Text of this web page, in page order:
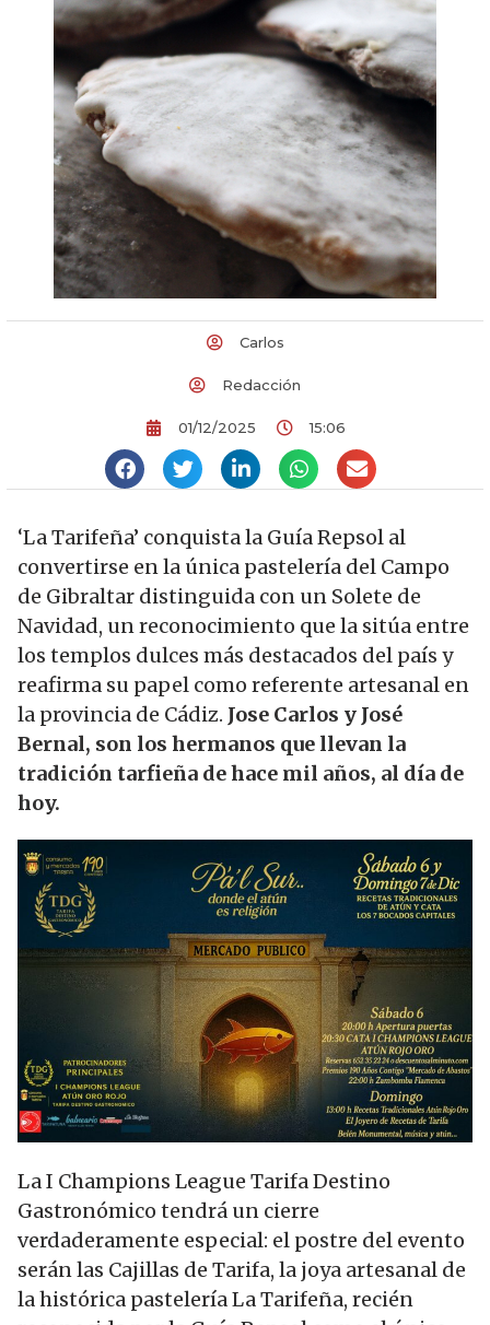
Carlos
Redacción
01/12/2025 15:06
‘La Tarifeña’ conquista la Guía Repsol al
convertirse en la única pastelería del Campo
de Gibraltar distinguida con un Solete de
Navidad, un reconocimiento que la sitúa entre
los templos dulces más destacados del país y
reafirma su papel como referente artesanal en
la provincia de Cádiz. Jose Carlos y José
Bernal, son los hermanos que llevan la
tradición tarfieña de hace mil años, al día de
hoy.
La I Champions League Tarifa Destino
Gastronómico tendrá un cierre
verdaderamente especial: el postre del evento
serán las Cajillas de Tarifa, la joya artesanal de
la histórica pastelería La Tarifeña, recién